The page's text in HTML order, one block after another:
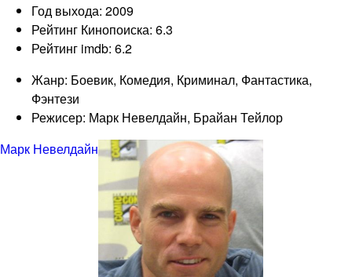
Год выхода: 2009
Рейтинг Кинопоиска: 6.3
Рейтинг imdb: 6.2
Жанр: Боевик, Комедия, Криминал, Фантастика,
Фэнтези
Режисер: Марк Невелдайн, Брайан Тейлор
Марк Невелдайн